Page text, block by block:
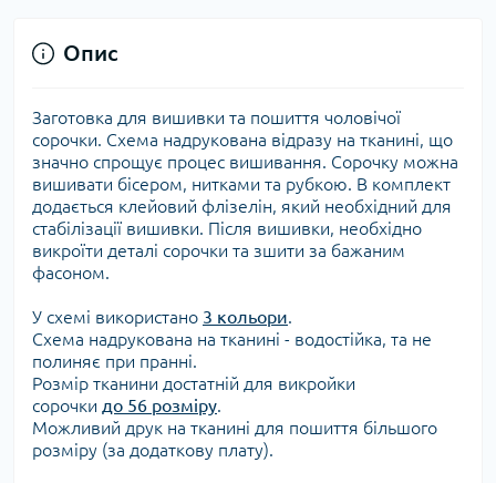
Опис
Заготовка для вишивки та пошиття чоловічої
сорочки. Схема надрукована відразу на тканині, що
значно спрощує процес вишивання. Сорочку можна
вишивати бісером, нитками та рубкою. В комплект
додається клейовий флізелін, який необхідний для
стабілізації вишивки. Після вишивки, необхідно
викроїти деталі сорочки та зшити за бажаним
фасоном.
У схемі використано 3 кольори.
Схема надрукована на тканині - водостійка, та не
полиняє при пранні.
Розмір тканини достатній для викройки
сорочки до 56 розміру.
Можливий друк на тканині для пошиття більшого
розміру (за додаткову плату).